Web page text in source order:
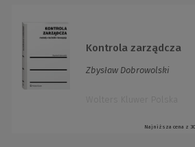
Kontrola zarządcza
Zbysław Dobrowolski
Najniższa cena z